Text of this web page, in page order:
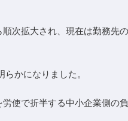
次拡大され、現在は勤務先
かになりました。
使で折半する中小企業側の